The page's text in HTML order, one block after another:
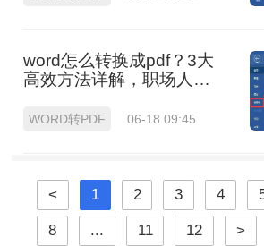
word怎么转换成pdf？3大
高效方法详解，职场人必
WORD转PDF 06-18 09:45
< 1 2 3 4
8 ... 11 12 >